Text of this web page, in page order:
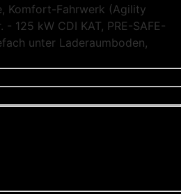
Komfort-Fahrwerk (Agility
125 kW CDI KAT, PRE-SAFE-
unter Laderaumboden,